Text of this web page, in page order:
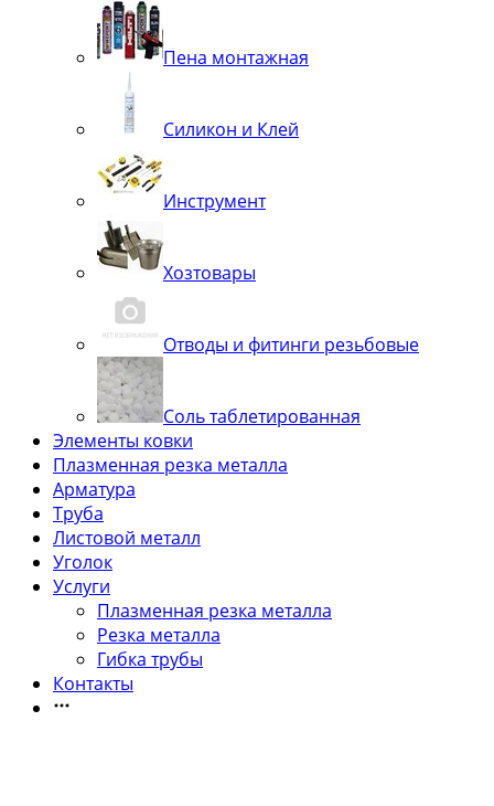
Пена монтажная
Силикон и Клей
Инструмент
Хозтовары
Отводы и фитинги резьбовые
Соль таблетированная
Элементы ковки
Плазменная резка металла
Арматура
Труба
Листовой металл
Уголок
Услуги
Плазменная резка металла
Резка металла
Гибка трубы
Контакты